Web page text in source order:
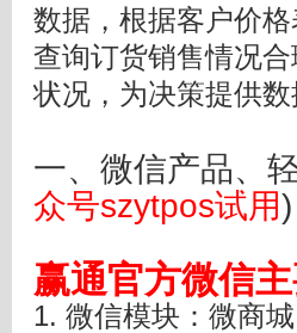
数据，根据客户价
查询订货销售情况
状况，为决策提供数
一、微信产品、
众号szytpos试用)
赢通官方微信主
1. 微信模块：微商